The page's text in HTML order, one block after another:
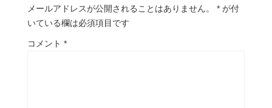
メールアドレスが公開されることはありません。 * が付
いている欄は必須項目です
コメント *